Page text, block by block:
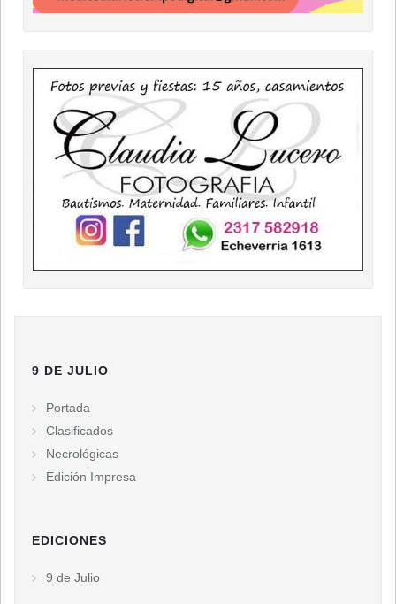
9 DE JULIO
Portada
Clasificados
Necrológicas
Edición Impresa
EDICIONES
9 de Julio